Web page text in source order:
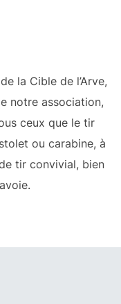
la Cible de l’Arve,
notre association,
ceux que le tir
ou carabine, à
tir convivial, bien